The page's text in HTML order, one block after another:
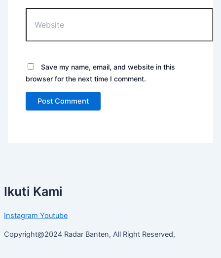
Save my name, email, and website in this
browser for the next time I comment.
Ikuti Kami
Instagram Youtube
Copyright@2024 Radar Banten, All Right Reserved,